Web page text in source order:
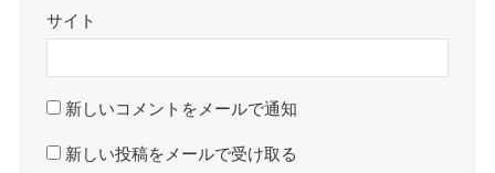
サイト
新しいコメントをメールで通知
新しい投稿をメールで受け取る